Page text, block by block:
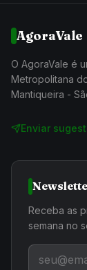
AgoraVale
O AgoraVale é
Metropolitana
Mantiqueira -
Enviar
Receba as
semana no